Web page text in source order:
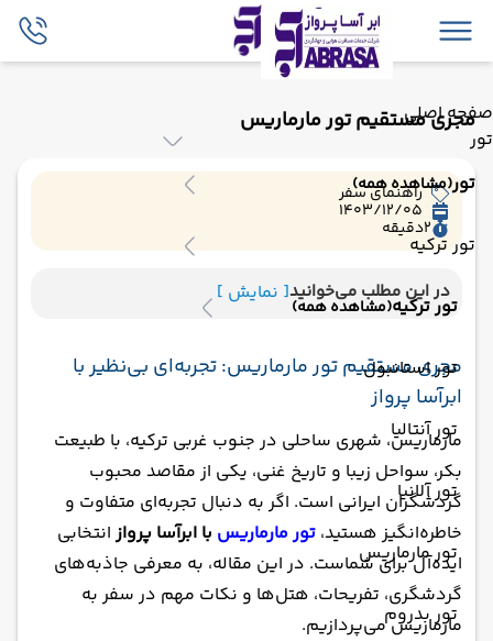
صفحه اصلی
تور
تور(مشاهده همه)
تور ترکیه
تور ترکیه(مشاهده همه)
تور استانبول
تور آنتالیا
تور آلانیا
تور مارماریس
تور بدروم
مجری مستقیم تور مارماریس
راهنمای سفر
1403/12/05
2دقیقه
در این مطلب می‌خوانید[ نمایش ]
مجری مستقیم تور مارماریس: تجربه‌ای بی‌نظیر با
ابرآسا پرواز
مارماریس، شهری ساحلی در جنوب غربی ترکیه، با طبیعت
بکر، سواحل زیبا و تاریخ غنی، یکی از مقاصد محبوب
گردشگران ایرانی است. اگر به دنبال تجربه‌ای متفاوت و
خاطره‌انگیز هستید، تور مارماریس با ابرآسا پروازانتخابی
ایده‌آل برای شماست. در این مقاله، به معرفی جاذبه‌های
گردشگری، تفریحات، هتل‌ها و نکات مهم در سفر به
مارماریس می‌پردازیم.